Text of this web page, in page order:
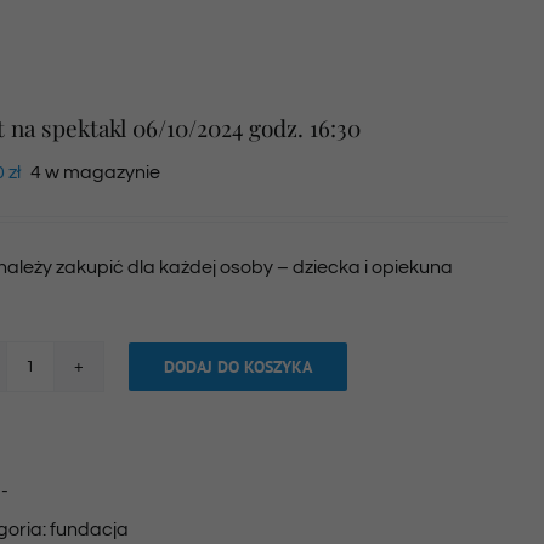
na spektakl 06/10/2024 godz. 16:30
zł 4 w magazynie
zakupić dla każdej osoby – dziecka i opiekuna
06/10/2024
DODAJ DO KOSZYKA
-
fundacja